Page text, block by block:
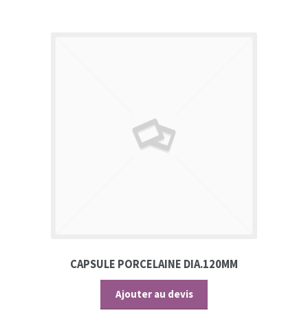
CAPSULE PORCELAINE DIA.120MM
Ajouter au devis